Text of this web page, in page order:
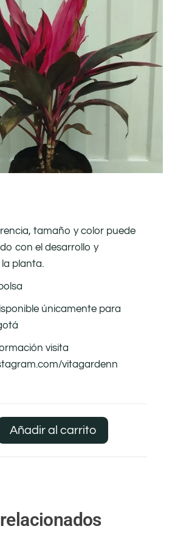
tamaño y color puede
con el desarrollo y
planta.
únicamente para
visita
vitagardenn
Añadir al carrito